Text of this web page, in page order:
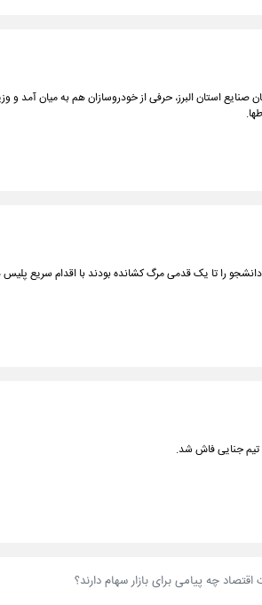
استان البرز، حرفی از خودروسازان هم به میان آمد و
را تا یک قدمی مرگ کشانده بودند با اقدام سریع
تیم جنایی فاش شد.
چه پیامی برای بازار سهام دارند؟